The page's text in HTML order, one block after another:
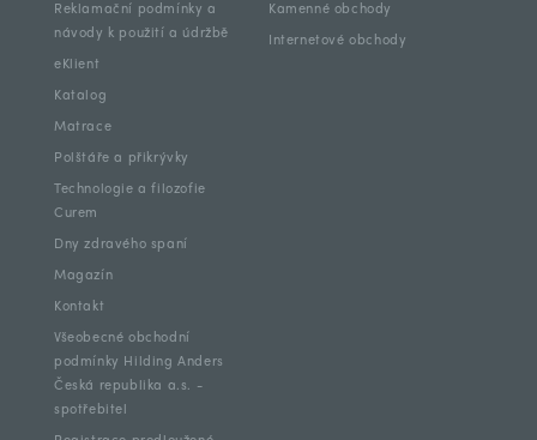
Reklamační podmínky a
návody k použití a údržbě
eKlient
Katalog
Matrace
Polštáře a přikrývky
Technologie a filozofie
Curem
Dny zdravého spaní
Magazín
Kontakt
Všeobecné obchodní
podmínky Hilding Anders
Česká republika a.s. -
spotřebitel
Kamenné obchody
Internetové obchody